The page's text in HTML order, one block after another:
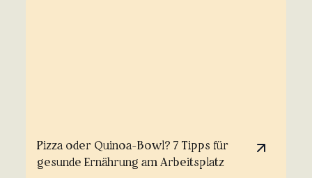
Pizza oder Quinoa-Bowl? 7 Tipps für
gesunde Ernährung am Arbeitsplatz